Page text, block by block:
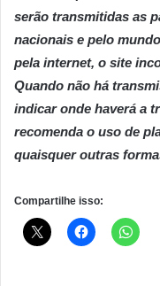
serão transmitidas as
nacionais e pelo
pela internet, o site
Quando não há
indicar onde haverá a
recomenda o uso de
quaisquer outras
Compartilhe isso: